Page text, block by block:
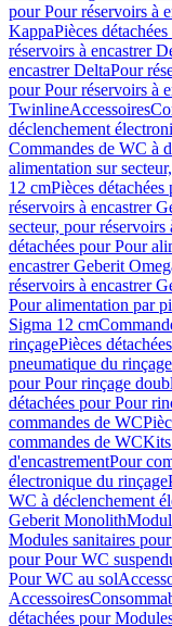
pour Pour réservoirs à
KappaPièces
réservoirs à encastrer
encastrer DeltaPour
pour Pour réservoirs à
TwinlineAccessoires
déclenchement
Commandes de WC à
alimentation sur
12 cmPièces
réservoirs à encastrer
secteur, pour
détachées pour Pour
encastrer Geberit
réservoirs à encastrer
Pour alimentation par
Sigma 12 cm
rinçagePièces
pneumatique du rinçage
pour Pour rinçage
détachées pour Pour
commandes de WC
commandes de WCKits
d'encastrementPour
électronique du rinçage
WC à déclenchement
Geberit Monolith
Modules sanitaires
pour Pour WC
Pour WC au sol
Accessoires
détachées pour